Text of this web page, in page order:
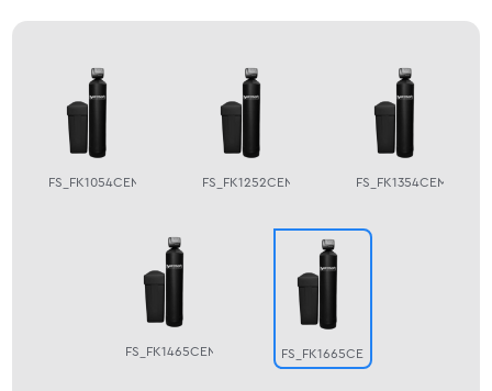
FS_FK1054CEMIXA FS_FK1252CEMIXA FS_FK1354CEMIXA
FS_FK1465CEMIXA FS_FK1665CEMIXA